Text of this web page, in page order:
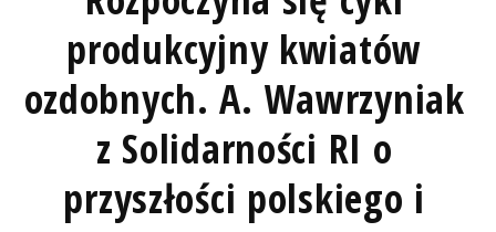
produkcyjny kwiatów
ozdobnych. A. Wawrzyniak
z Solidarności RI o
przyszłości polskiego i